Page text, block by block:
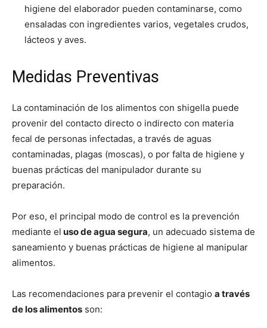
higiene del elaborador pueden contaminarse, como
ensaladas con ingredientes varios, vegetales crudos,
lácteos y aves.
Medidas Preventivas
La contaminación de los alimentos con shigella puede
provenir del contacto directo o indirecto con materia
fecal de personas infectadas, a través de aguas
contaminadas, plagas (moscas), o por falta de higiene y
buenas prácticas del manipulador durante su
preparación.
Por eso, el principal modo de control es la prevención
mediante el uso de agua segura, un adecuado sistema de
saneamiento y buenas prácticas de higiene al manipular
alimentos.
Las recomendaciones para prevenir el contagio a través
de los alimentos son: